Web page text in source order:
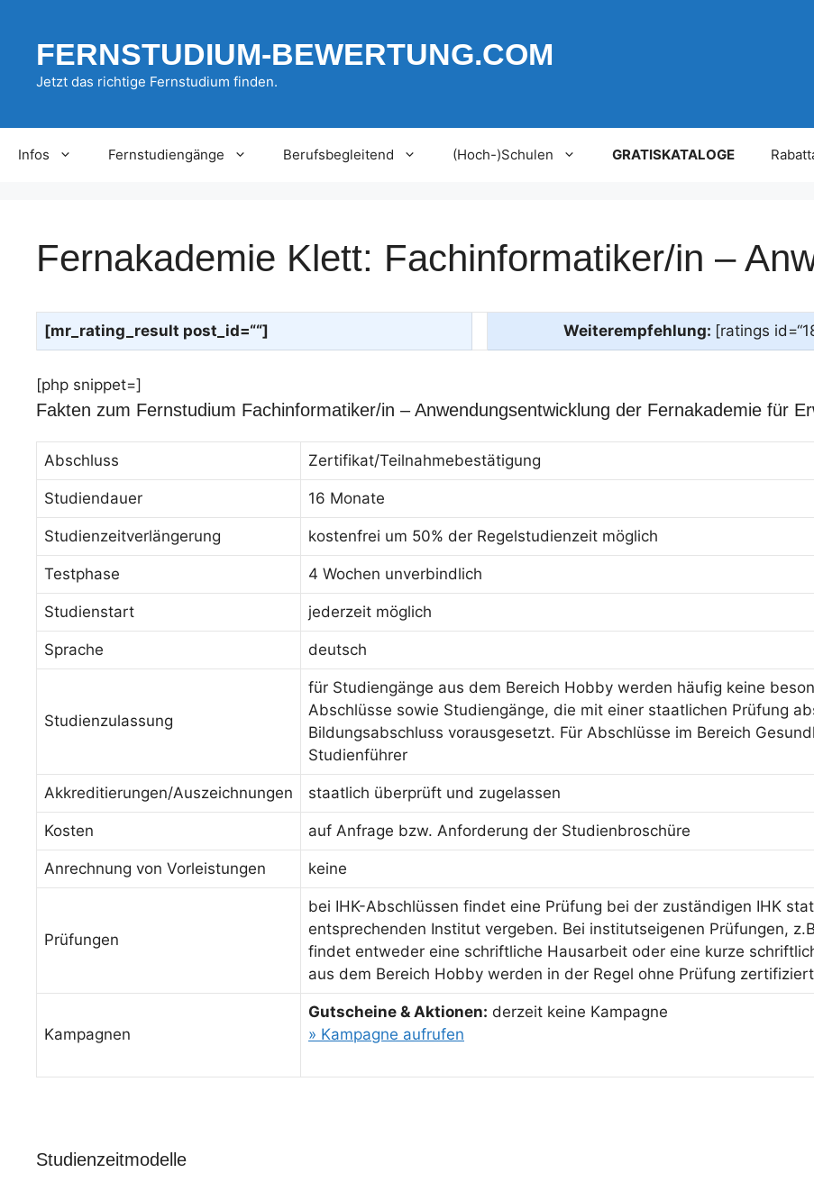
springenFERNSTUDIUM-BEWERTUNG.COM
Jetzt das richtige Fernstudium finden.
Infos Fernstudiengänge Berufsbegleitend (Hoch-)Schulen GRATISKATALOGE
Fernakademie Klett: Fachinformatiker/in –
[mr_rating_result post_id=““] Weiterempfehlung: [ratings
[php snippet=]
Fakten zum Fernstudium Fachinformatiker/in – Anwendungsentwicklung der Fernakademie für
Abschluss Zertifikat/Teilnahmebestätigung
Studiendauer 16 Monate
Studienzeitverlängerung kostenfrei um 50% der Regelstudienzeit möglich
Testphase 4 Wochen unverbindlich
Studienstart jederzeit möglich
Sprache deutsch
Studienzulassung
für Studiengänge aus dem Bereich Hobby werden häufig keine
Abschlüsse sowie Studiengänge, die mit einer staatlichen Prüfung
Bildungsabschluss vorausgesetzt. Für Abschlüsse im Bereich
Studienführer
Akkreditierungen/Auszeichnungen staatlich überprüft und zugelassen
Kosten auf Anfrage bzw. Anforderung der Studienbroschüre
Anrechnung von Vorleistungen keine
Prüfungen
bei IHK-Abschlüssen findet eine Prüfung bei der zuständigen IHK
entsprechenden Institut vergeben. Bei institutseigenen Prüfungen,
findet entweder eine schriftliche Hausarbeit oder eine kurze
aus dem Bereich Hobby werden in der Regel ohne Prüfung zertifiziert
Kampagnen
Gutscheine & Aktionen: derzeit keine Kampagne
» Kampagne aufrufen
Studienzeitmodelle